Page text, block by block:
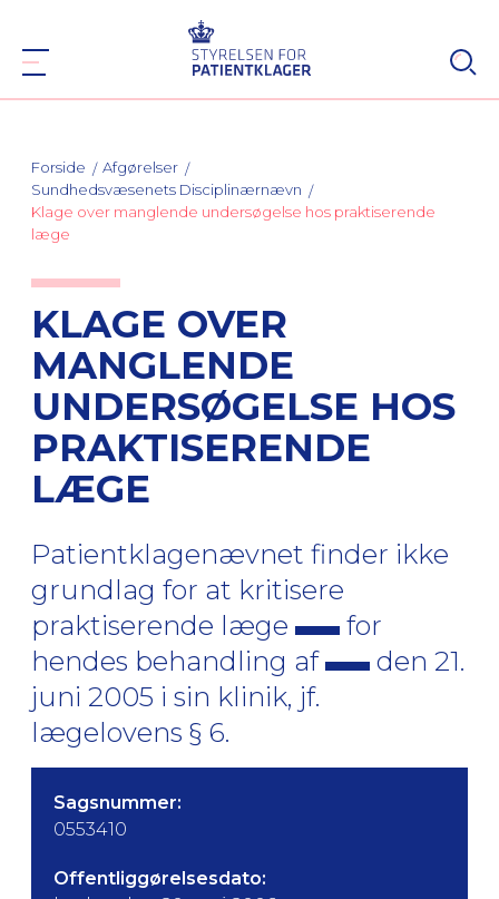
Forside
Afgørelser
Sundhedsvæsenets Disciplinærnævn
Klage over manglende undersøgelse hos praktiserende
læge
KLAGE OVER
MANGLENDE
UNDERSØGELSE HOS
PRAKTISERENDE
LÆGE
Patientklagenævnet finder ikke
grundlag for at kritisere
praktiserende læge
for
hendes behandling af
den 21.
juni 2005 i sin klinik, jf.
lægelovens § 6.
Sagsnummer:
0553410
Offentliggørelsesdato: